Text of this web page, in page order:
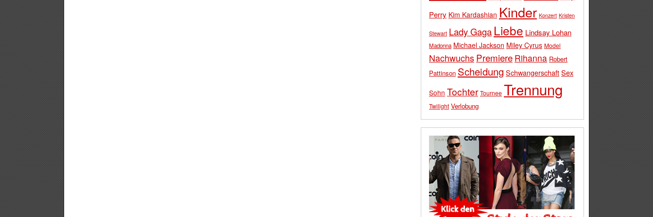
Perry Kim Kardashian Kinder Konzert Kristen
Stewart Lady Gaga Liebe Lindsay Lohan
Madonna Michael Jackson Miley Cyrus Model
Nachwuchs Premiere Rihanna Robert
Pattinson Scheidung SchwangerschaftSex
Sohn Tochter Tournee Trennung
Twilight Verlobung